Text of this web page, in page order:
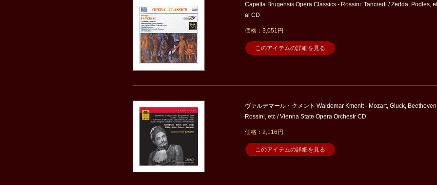
Capella Brugensis Opera Classics - Rossini: Tancredi / Zedda, Podles, et
al CD
価格：3,051円
このアイテムの詳細を見る
ヴァルデマール・クメント Waldemar Kmentt - Mozart, Gluck,
Rossini, etc / Vienna State Opera Orchestr CD
価格：2,116円
このアイテムの詳細を見る